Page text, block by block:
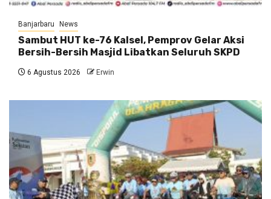
Banjarbaru News
Sambut HUT ke-76 Kalsel, Pemprov Gelar Aksi
Bersih-Bersih Masjid Libatkan Seluruh SKPD
6 Agustus 2026 Erwin